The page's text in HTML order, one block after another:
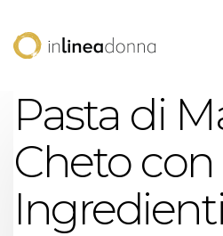
Pasta di
Cheto con